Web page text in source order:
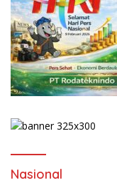
Nasional